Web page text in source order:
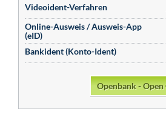
Videoident-Verfahren
Online-Ausweis / Ausweis-App
(eID)
Bankident (Konto-Ident)
Openbank -